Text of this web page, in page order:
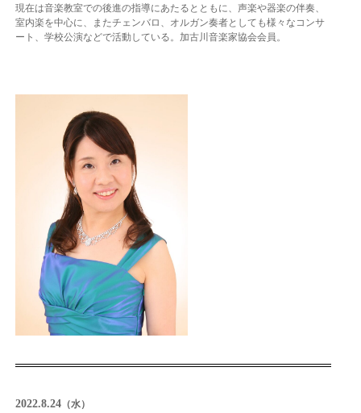
現在は音楽教室での後進の指導にあたるとともに、声楽や器楽の伴奏、
室内楽を中心に、またチェンバロ、オルガン奏者としても様々なコンサ
ート、学校公演などで活動している。 加古川音楽家協会会員。
2022.8.24（水）